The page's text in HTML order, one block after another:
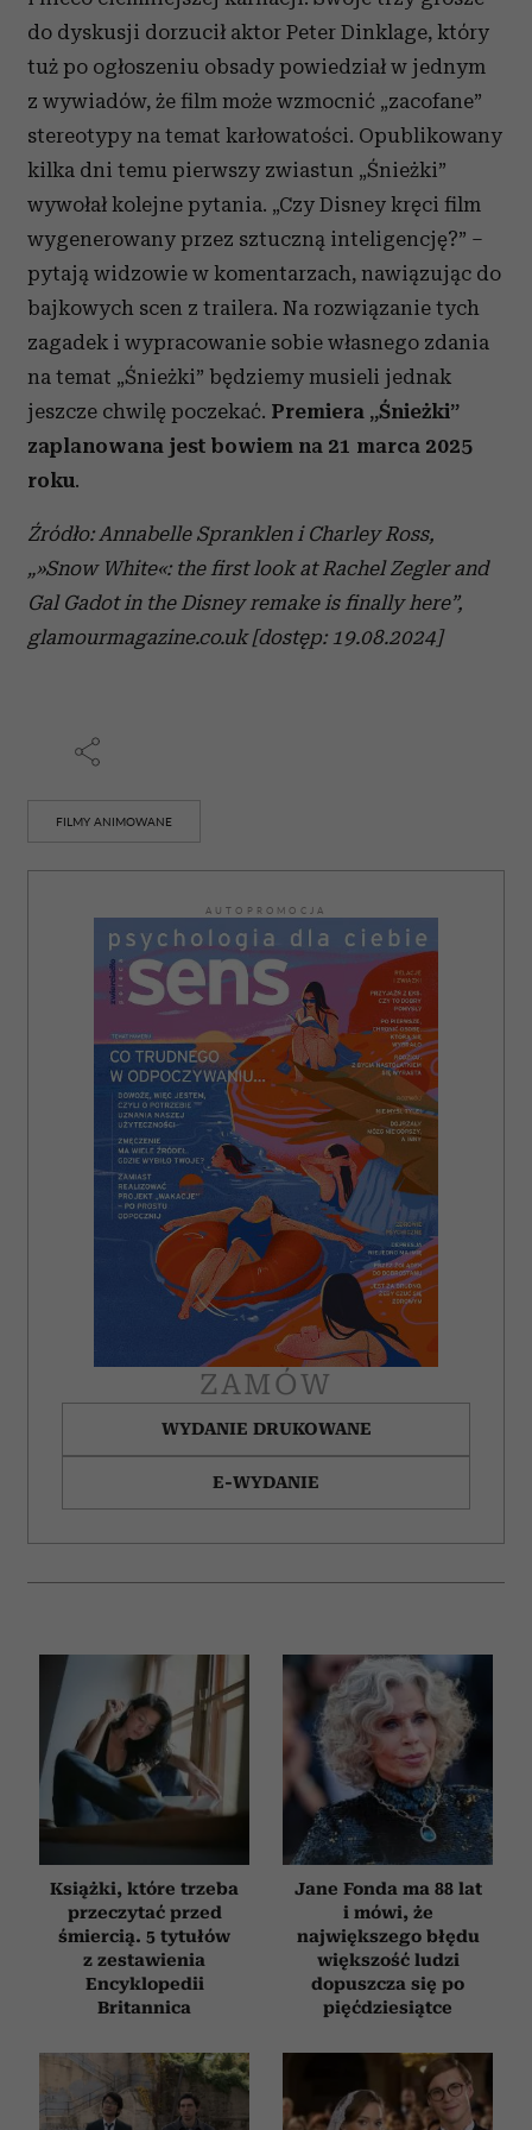
do dyskusji dorzucił aktor Peter Dinklage, który
tuż po ogłoszeniu obsady powiedział w jednym
z wywiadów, że ​​film może wzmocnić „zacofane”
stereotypy na temat karłowatości. Opublikowany
kilka dni temu pierwszy zwiastun „Śnieżki”
wywołał kolejne pytania. „Czy Disney kręci film
wygenerowany przez sztuczną inteligencję?” –
pytają widzowie w komentarzach, nawiązując do
bajkowych scen z trailera. Na rozwiązanie tych
zagadek i wypracowanie sobie własnego zdania
na temat „Śnieżki” będziemy musieli jednak
jeszcze chwilę poczekać. Premiera „Śnieżki”
zaplanowana jest bowiem na 21 marca 2025
roku.
Źródło:Annabelle Spranklen i Charley Ross,
„»Snow White«: the first look at Rachel Zegler and
Gal Gadot in the Disney remake is finally here”,
glamourmagazine.co.uk [dostęp: 19.08.2024]
FILMY ANIMOWANE
AUTOPROMOCJA
ZAMÓW
WYDANIE DRUKOWANE
E-WYDANIE
Książki, które trzeba
przeczytać przed
śmiercią. 5 tytułów
z zestawienia
Encyklopedii
Britannica
Jane Fonda ma 88 lat
i mówi, że
największego błędu
większość ludzi
dopuszcza się po
pięćdziesiątce